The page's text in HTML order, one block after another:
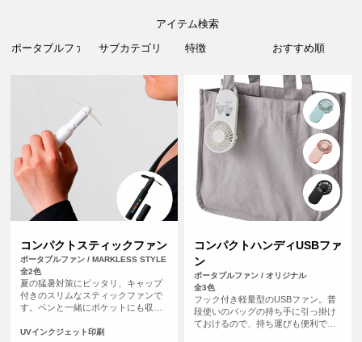
アイテム検索
コンパクトスティックファン
ポータブルファン / MARKLESS STYLE
全2色
夏の猛暑対策にピッタリ、キャップ
付きのスリムなスティックファンで
す。ペンと一緒にポケットにも収ま
てスマートに使うことができます。
UVインクジェット印刷
コンパクトハンディUSBファ
ン
ポータブルファン / オリジナル
全3色
フック付き軽量型のUSBファン。普
段使いのバッグの持ち手に引っ掛け
ておけるので、持ち運びも便利です